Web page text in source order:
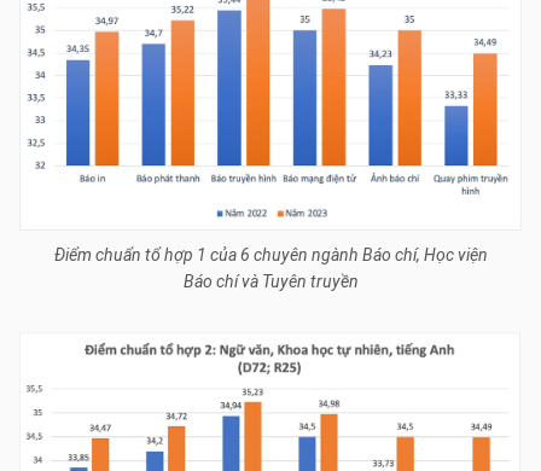
Điểm chuẩn tổ hợp 1 của 6 chuyên ngành Báo chí, Học viện
Báo chí và Tuyên truyền